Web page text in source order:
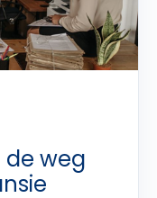
weg